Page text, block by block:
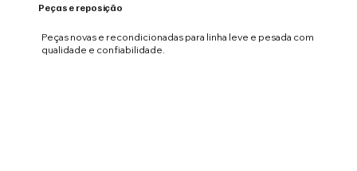
Peças e reposição
Peças novas e recondicionadas para linha leve e pesada com
qualidade e confiabilidade.